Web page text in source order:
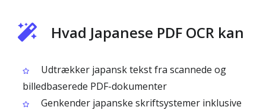
Hvad Japanese PDF OCR kan
Udtrækker japansk tekst fra scannede og
billedbaserede PDF-dokumenter
Genkender japanske skriftsystemer inklusive